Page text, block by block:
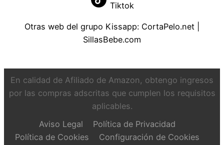
Tiktok
Otras web del grupo Kissapp: CortaPelo.net
SillasBebe.com
En calidad de Afiliado de Amazon, obtengo ingresos
por las compras adscritas que cumplen los requisitos
aplicables.
Aviso Legal
Política de Privacidad
Política de Cookies
Configuración de Cookies